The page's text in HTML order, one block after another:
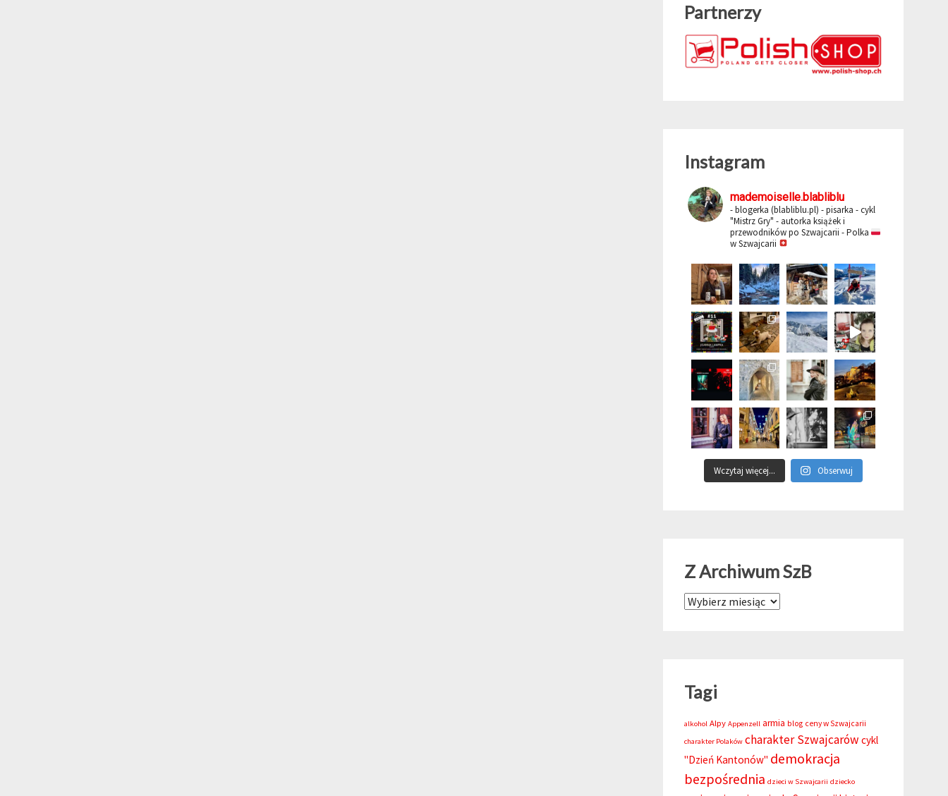
Partnerzy
Instagram
mademoiselle.blabliblu
- blogerka (blabliblu.pl) - pisarka - cykl
"Mistrz Gry" - autorka książek i
przewodników po Szwajcarii - Polka
w Szwajcarii
Wczytaj więcej... Obserwuj
Z Archiwum SzB
Z Archiwum SzB
Tagi
alkohol Alpy Appenzell armia blog ceny w Szwajcarii
charakter Polaków charakter Szwajcarów cykl
"Dzień Kantonów" demokracja
bezpośrednia dzieci w Szwajcarii dziecko